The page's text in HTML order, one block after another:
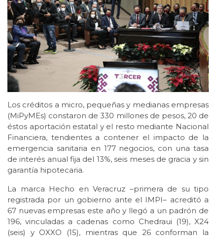
Los créditos a micro, pequeñas y medianas empresas
(MiPyMEs) constaron de 330 millones de pesos, 20 de
éstos aportación estatal y el resto mediante Nacional
Financiera, tendientes a contener el impacto de la
emergencia sanitaria en 177 negocios, con una tasa
de interés anual fija del 13%, seis meses de gracia y sin
garantía hipotecaria.
La marca Hecho en Veracruz –primera de su tipo
registrada por un gobierno ante el IMPI– acreditó a
67 nuevas empresas este año y llegó a un padrón de
196, vinculadas a cadenas como Chedraui (19), X24
(seis) y OXXO (15), mientras que 26 conforman la